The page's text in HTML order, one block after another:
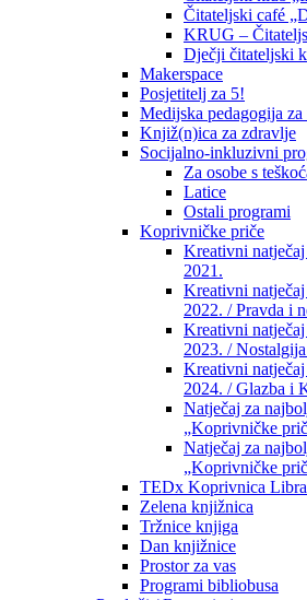
Čitateljski café
KRUG –
Dječji čitateljski
Makerspace
Posjetitelj za 5!
Medijska pedagogija za
Knjiž(n)ica za zdravlje
Socijalno-inkluzivni
Za osobe s
Latice
Ostali programi
Koprivničke priče
Kreativni
2021.
Kreativni
2022. / Pravda i
Kreativni
2023. /
Kreativni
2024. / Glazba i
Natječaj za
„Koprivničke
Natječaj za
„Koprivničke
TEDx Koprivnica
Zelena knjižnica
Tržnice knjiga
Dan knjižnice
Prostor za vas
Programi bibliobusa